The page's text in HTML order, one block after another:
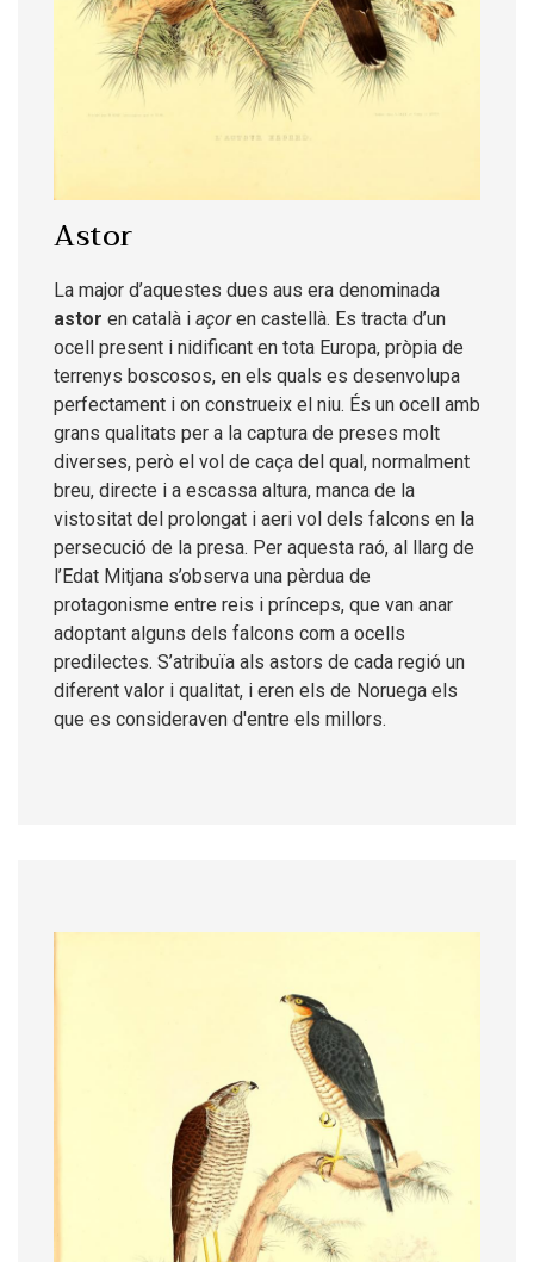
Astor
La major d’aquestes dues aus era denominada
astor en català i açoren castellà. Es tracta d’un
ocell present i nidificant en tota Europa, pròpia de
terrenys boscosos, en els quals es desenvolupa
perfectament i on construeix el niu. És un ocell amb
grans qualitats per a la captura de preses molt
diverses, però el vol de caça del qual, normalment
breu, directe i a escassa altura, manca de la
vistositat del prolongat i aeri vol dels falcons en la
persecució de la presa. Per aquesta raó, al llarg de
l’Edat Mitjana s’observa una pèrdua de
protagonisme entre reis i prínceps, que van anar
adoptant alguns dels falcons com a ocells
predilectes. S’atribuïa als astors de cada regió un
diferent valor i qualitat, i eren els de Noruega els
que es consideraven d'entre els millors.